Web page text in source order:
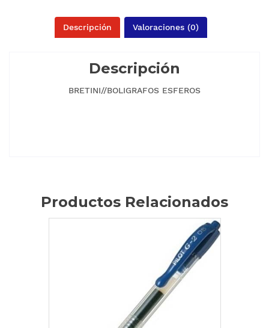
Descripción Valoraciones (0)
Descripción
BRETINI//BOLIGRAFOS ESFEROS
Productos Relacionados